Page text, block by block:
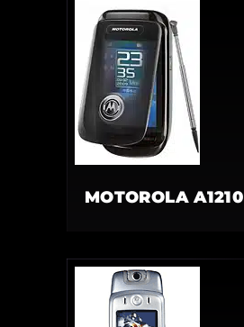
MOTOROLA A1210